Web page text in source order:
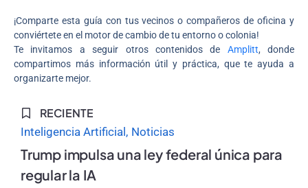
¡Comparte esta guía con tus vecinos o compañeros de oficina y
conviértete en el motor de cambio de tu entorno o colonia!
Te invitamos a seguir otros contenidos de Amplitt, donde
compartimos más información útil y práctica, que te ayuda a
organizarte mejor.
RECIENTE
Inteligencia Artificial Noticias
Trump impulsa una ley federal única para
regular la IA